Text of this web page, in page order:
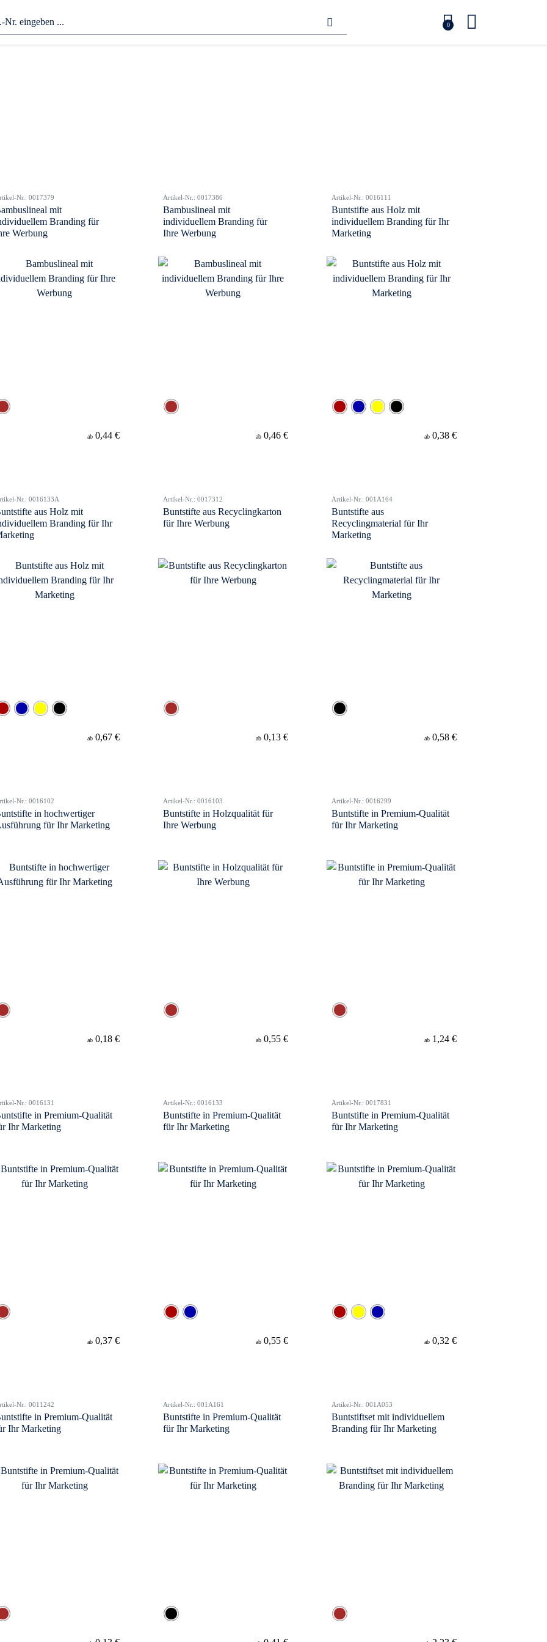
0
Nr.: 0017379
mit
Branding für
Werbung
ab 0,44 €
Artikel-Nr.: 0017386
Bambuslineal mit
individuellem Branding für
Ihre Werbung
ab 0,46 €
Artikel-Nr.: 0016111
Buntstifte aus Holz mit
individuellem Branding für Ihr
Marketing
ab 0,38 €
Nr.: 0016133A
aus Holz mit
Branding für Ihr
ab 0,67 €
Artikel-Nr.: 0017312
Buntstifte aus Recyclingkarton
für Ihre Werbung
ab 0,13 €
Artikel-Nr.: 001A164
Buntstifte aus
Recyclingmaterial für Ihr
Marketing
ab 0,58 €
Nr.: 0016102
in hochwertiger
für Ihr Marketing
ab 0,18 €
Artikel-Nr.: 0016103
Buntstifte in Holzqualität für
Ihre Werbung
ab 0,55 €
Artikel-Nr.: 0016299
Buntstifte in Premium-Qualität
für Ihr Marketing
ab 1,24 €
Nr.: 0016131
in Premium-Qualität
Ihr Marketing
ab 0,37 €
Artikel-Nr.: 0016133
Buntstifte in Premium-Qualität
für Ihr Marketing
ab 0,55 €
Artikel-Nr.: 0017831
Buntstifte in Premium-Qualität
für Ihr Marketing
ab 0,32 €
Nr.: 0011242
in Premium-Qualität
Ihr Marketing
Artikel-Nr.: 001A161
Buntstifte in Premium-Qualität
für Ihr Marketing
Artikel-Nr.: 001A053
Buntstiftset mit individuellem
Branding für Ihr Marketing